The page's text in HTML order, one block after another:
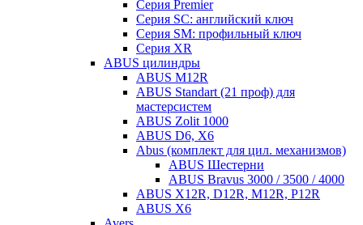
Серия Premier
Серия SC: английский ключ
Серия SM: профильный ключ
Серия XR
ABUS цилиндры
ABUS M12R
ABUS Standart (21 проф) для
мастерсистем
ABUS Zolit 1000
ABUS D6, X6
Abus (комплект для цил. механизмов)
ABUS Шестерни
ABUS Bravus 3000 / 3500 / 4000
ABUS X12R, D12R, M12R, P12R
ABUS X6